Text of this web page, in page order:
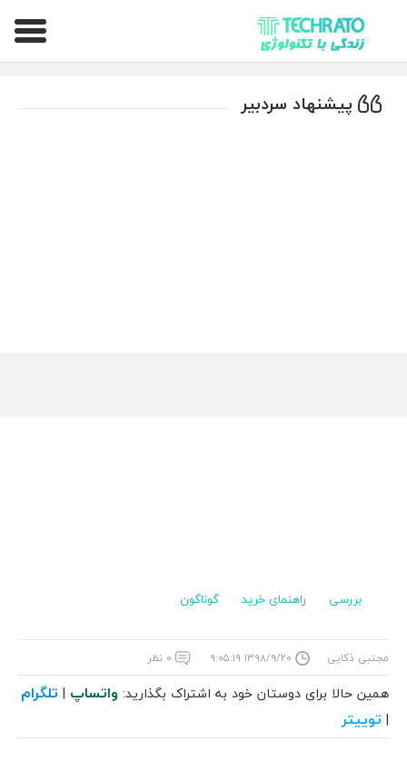
تکراتو – زندگی با تکنولوژی
پیشنهاد سردبیر
بررسی راهنمای خرید گوناگون
مجتبی ذکایی ۱۳۹۸/۹/۲۰ ۹:۰۵:۱۹ ۰ نظر
همین حالا برای دوستان خود به اشتراک بگذارید: واتساپ | تلگرام
| توییتر